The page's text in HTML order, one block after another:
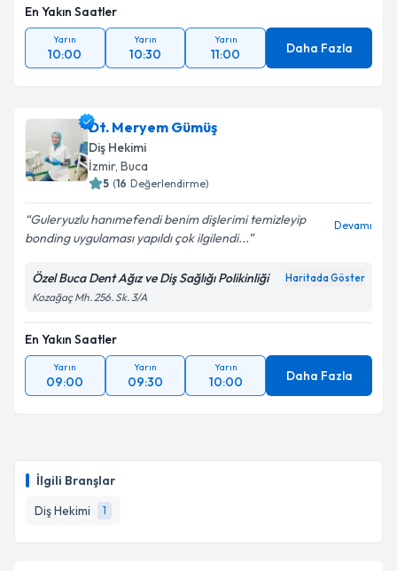
İlgili Branşlar
Diş Hekimi
1
En Yakın Saatler
Yarın
10:00
Yarın
10:30
Yarın
11:00 Daha Fazla
Dt. Meryem Gümüş
Diş Hekimi
İzmir, Buca
5 (16 Değerlendirme)
Guleryuzlu hanımefendi benim dişlerimi temizleyip
bonding uygulaması yapıldı çok ilgilendi...
Devamı
Özel Buca Dent Ağız ve Diş Sağlığı Polikinliği Haritada Göster
Kozağaç Mh. 256. Sk. 3/A
En Yakın Saatler
Yarın
09:00
Yarın
09:30
Yarın
10:00 Daha Fazla